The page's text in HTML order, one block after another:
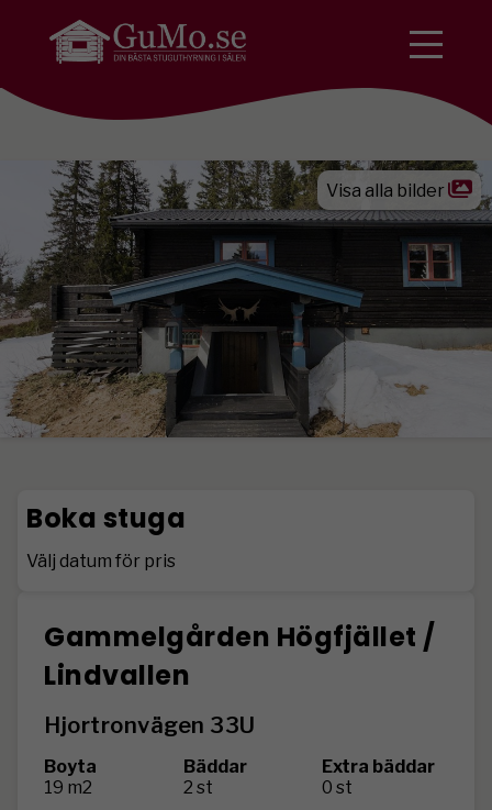
Visa alla bilder
Gammelgården Högfjället /
Lindvallen
Hjortronvägen 33U
Boyta
19 m2
Bäddar
2 st
Extra bäddar
0 st
Boka stuga
Välj datum för pris